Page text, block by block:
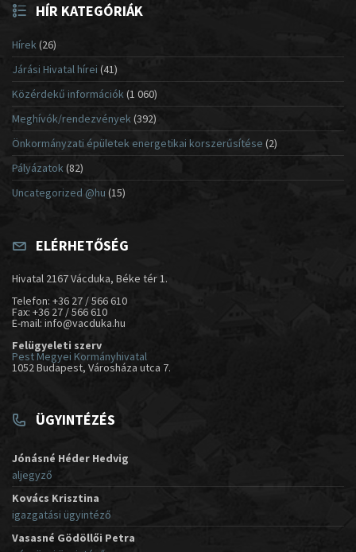
HÍR KATEGÓRIÁK
Hírek(26)
Járási Hivatal hírei (41)
Közérdekű információk(1 060)
Meghívók/rendezvények (392)
Önkormányzati épületek energetikai korszerűsítése (2)
Pályázatok (82)
Uncategorized @hu (15)
ELÉRHETŐSÉG
Hivatal 2167 Vácduka, Béke tér 1.
Telefon: +36 27 / 566 610
Fax: +36 27 / 566 610
E-mail: info@vacduka.hu
Felügyeleti szerv
Pest Megyei Kormányhivatal
1052 Budapest, Városháza utca 7.
ÜGYINTÉZÉS
Jónásné Héder Hedvig
aljegyző
Kovács Krisztina
igazgatási ügyintéző
Vasasné Gödöllői Petra